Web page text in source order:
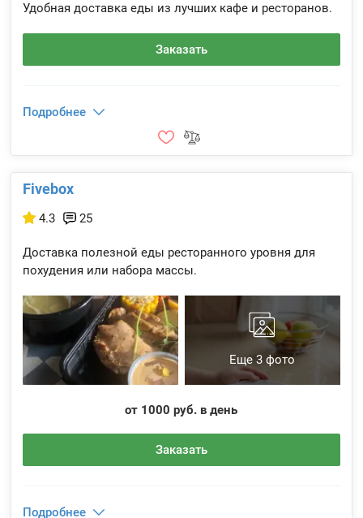
Удобная доставка еды из лучших кафе и ресторанов.
Заказать
Подробнее
Fivebox
4.3 25
Доставка полезной еды ресторанного уровня для
похудения или набора массы.
Еще 3 фото
от 1000 руб. в день
Заказать
Подробнее